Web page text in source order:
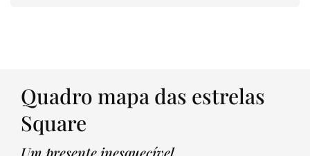
Quadro mapa das estrelas
Square
Um presente inesquecível